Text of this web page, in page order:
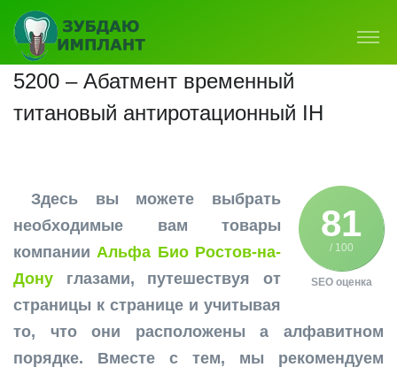
5200 – Абатмент временный
титановый антиротационный IH
81
/ 100
SEO оценка
Здесь вы можете выбрать
необходимые вам товары
компанииАльфа Био Ростов-на-
Дону глазами, путешествуя от
страницы к странице и учитывая
то, что они расположены а алфавитном
порядке. Вместе с тем, мы рекомендуем